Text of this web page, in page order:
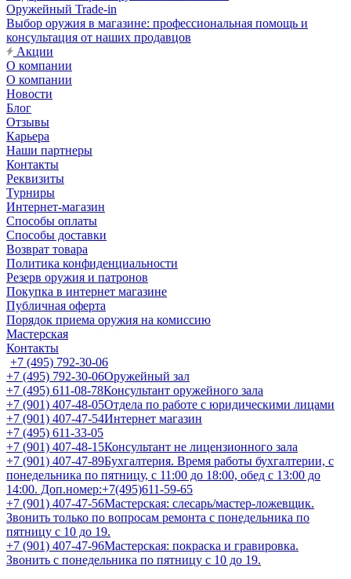
Оружейный Trade-in
Выбор оружия в магазине: профессиональная помощь и
консультация от наших продавцов
Акции
О компании
О компании
Новости
Блог
Отзывы
Карьера
Наши партнеры
Контакты
Реквизиты
Турниры
Интернет-магазин
Способы оплаты
Способы доставки
Возврат товара
Политика конфиденциальности
Резерв оружия и патронов
Покупка в интернет магазине
Публичная оферта
Порядок приема оружия на комиссию
Мастерская
Контакты
+7 (495) 792-30-06
+7 (495) 792-30-06Оружейный зал
+7 (495) 611-08-78Консультант оружейного зала
+7 (901) 407-48-05Отдела по работе с юридическими лицами
+7 (901) 407-47-54Интернет магазин
+7 (495) 611-33-05
+7 (901) 407-48-15Консультант не лицензионного зала
+7 (901) 407-47-89Бухгалтерия. Время работы бухгалтерии, с
понедельника по пятницу, с 11:00 до 18:00, обед с 13:00 до
14:00. Доп.номер:+7(495)611-59-65
+7 (901) 407-47-56Мастерская: слесарь/мастер-ложевщик.
Звонить только по вопросам ремонта с понедельника по
пятницу с 10 до 19.
+7 (901) 407-47-96Мастерская: покраска и гравировка.
Звонить с понедельника по пятницу с 10 до 19.